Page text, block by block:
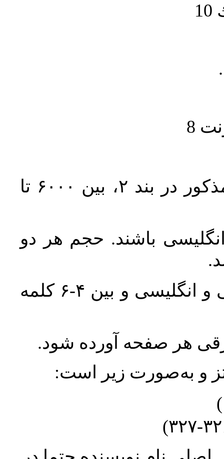
حجم کل مقاله با احتساب تمام بخش‌های مذکور در بند ۲، بین ۶۰۰۰ تا
باشند. حجم هر دو
واژگان کلیدی بلافاصله پس از چکیده فارسی و انگلیسی و بین ۴-۶ کلمه
هر صفحه آورده شود.
و به‌صورت زیر است: